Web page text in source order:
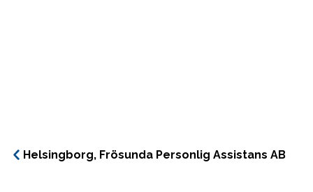
Helsingborg, Frösunda Personlig Assistans AB